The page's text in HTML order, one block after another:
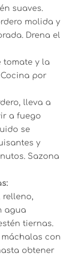
suaves.
molida y
Drena el
tomate y la
por
lleva a
a fuego
se
y
Sazona
relleno,
agua
tiernas.
con
obtener